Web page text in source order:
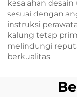
kesalahan
sesuai dengan
instruksi
kalung tetap
melindungi
berkualitas.